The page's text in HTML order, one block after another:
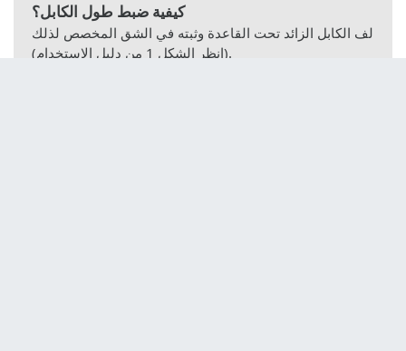
كيفية ضبط طول الكابل؟
لف الكابل الزائد تحت القاعدة وثبته في الشق المخصص لذلك
(انظر الشكل 1 من دليل الاستخدام).